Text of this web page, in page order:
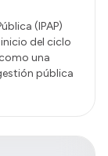
(IPAP)
del ciclo
una
pública